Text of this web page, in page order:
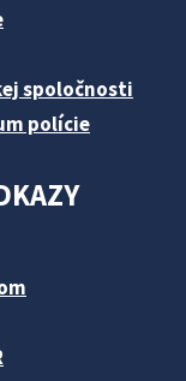
spoločnosti
polície